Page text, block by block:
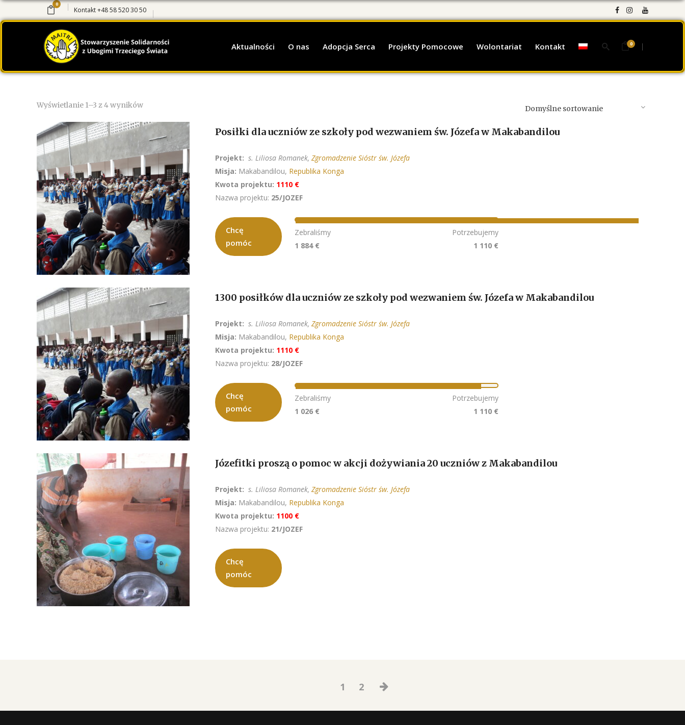
Kontakt+48 58 520 30 50
0
Aktualności O nas Adopcja Serca Projekty Pomocowe Wolontariat Kontakt 0
Wyświetlanie 1–3 z 4 wyników Domyślne sortowanie
Posiłki dla uczniów ze szkoły pod wezwaniem św. Józefa w Makabandilou
Projekt: s. Liliosa Romanek, Zgromadzenie Sióstr św. Józefa
Misja: Makabandilou, Republika Konga
Kwota projektu: 1110 €
Nazwa projektu: 25/JOZEF
Chcę
pomóc
Zebraliśmy
1 884 €
Potrzebujemy
1 110 €
1300 posiłków dla uczniów ze szkoły pod wezwaniem św. Józefa w Makabandilou
Projekt: s. Liliosa Romanek, Zgromadzenie Sióstr św. Józefa
Misja: Makabandilou, Republika Konga
Kwota projektu: 1110 €
Nazwa projektu: 28/JOZEF
Chcę
pomóc
Zebraliśmy
1 026 €
Potrzebujemy
1 110 €
Józefitki proszą o pomoc w akcji dożywiania 20 uczniów z Makabandilou
Projekt: s. Liliosa Romanek, Zgromadzenie Sióstr św. Józefa
Misja: Makabandilou, Republika Konga
Kwota projektu: 1100 €
Nazwa projektu: 21/JOZEF
Chcę
pomóc
1 2